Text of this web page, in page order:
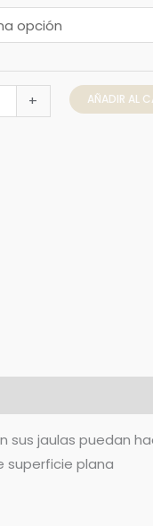
+ AÑADIR AL
jaulas puedan
superficie plana